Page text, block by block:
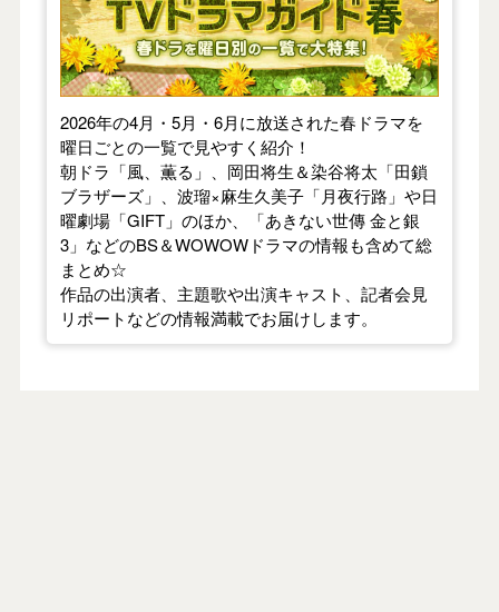
2026年の4月・5月・6月に放送された春ドラマを
曜日ごとの一覧で見やすく紹介！
朝ドラ「風、薫る」、岡田将生＆染谷将太「田鎖
ブラザーズ」、波瑠×麻生久美子「月夜行路」や日
曜劇場「GIFT」のほか、「あきない世傳 金と銀
3」などのBS＆WOWOWドラマの情報も含めて総
まとめ☆
作品の出演者、主題歌や出演キャスト、記者会見
リポートなどの情報満載でお届けします。